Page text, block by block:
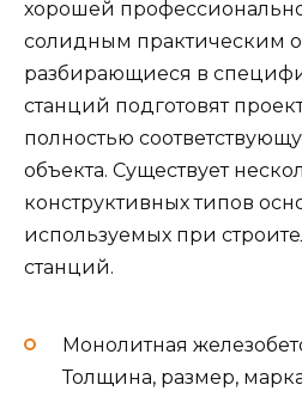
хорошей
солидным практическим
разбирающиеся в
станций подготовят
полностью
объекта. Существует
конструктивных типов
используемых при
станций.
Монолитная
Толщина, размер,